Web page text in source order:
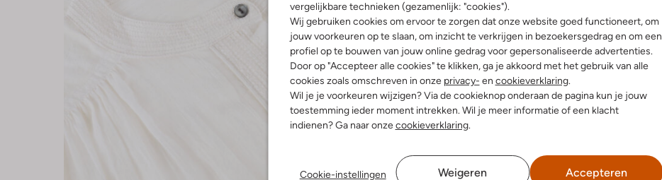
vergelijkbare technieken (gezamenlijk: "cookies").
Wij gebruiken cookies om ervoor te zorgen dat onze website goed functioneert, om
jouw voorkeuren op te slaan, om inzicht te verkrijgen in bezoekersgedrag en om een
profiel op te bouwen van jouw online gedrag voor gepersonaliseerde advertenties.
Door op "Accepteer alle cookies" te klikken, ga je akkoord met het gebruik van alle
cookies zoals omschreven in onze privacy- en cookieverklaring.
Wil je je voorkeuren wijzigen? Via de cookieknop onderaan de pagina kun je jouw
toestemming ieder moment intrekken. Wil je meer informatie of een klacht
indienen? Ga naar onzecookieverklaring.
Cookie-instellingen Weigeren Accepteren